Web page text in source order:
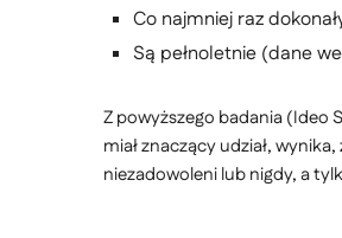
Co najmniej raz
Są pełnoletnie (dane
Z powyższego badania (Ideo
miał znaczący udział,
niezadowoleni lub nigdy, a